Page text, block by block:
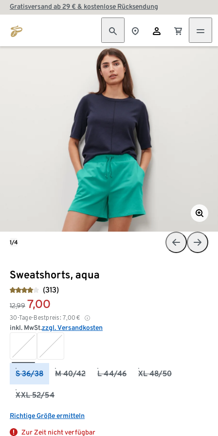
Gratisversand ab 29 € & kostenlose Rücksendung
Sweatshorts, aqua
(313)
12,99 7,00
30-Tage-Bestpreis: 7,00 €
inkl. MwSt.zzgl. Versandkosten
S 36/38 M 40/42 L 44/46 XL 48/50
XXL 52/54
Richtige Größe ermitteln
Zur Zeit nicht verfügbar
1/4